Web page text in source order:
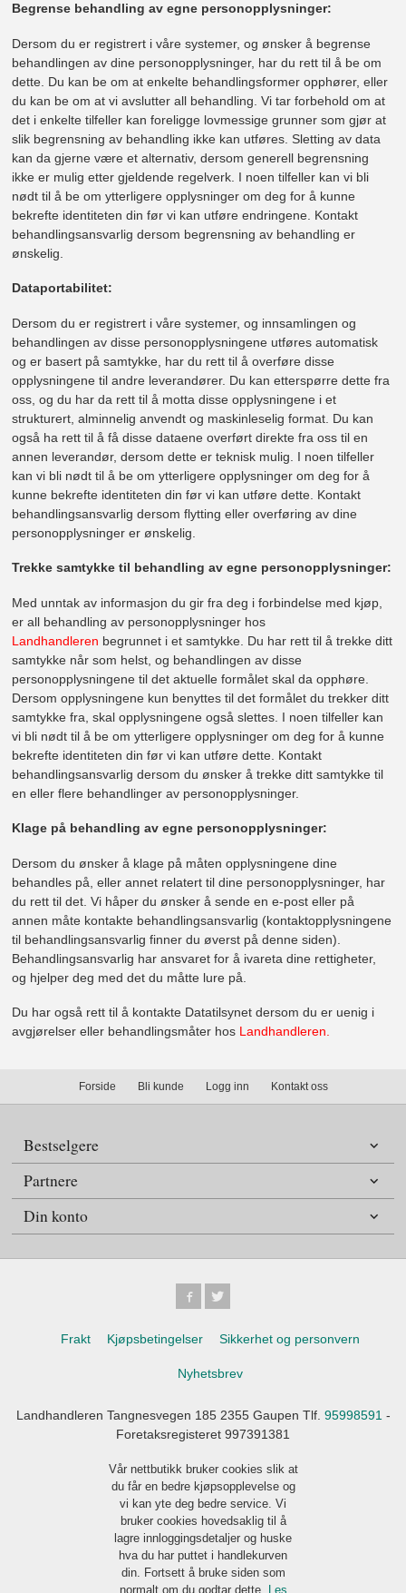
Begrense behandling av egne personopplysninger:
Dersom du er registrert i våre systemer, og ønsker å begrense
behandlingen av dine personopplysninger, har du rett til å be om
dette. Du kan be om at enkelte behandlingsformer opphører, eller
du kan be om at vi avslutter all behandling. Vi tar forbehold om at
det i enkelte tilfeller kan foreligge lovmessige grunner som gjør at
slik begrensning av behandling ikke kan utføres. Sletting av data
kan da gjerne være et alternativ, dersom generell begrensning
ikke er mulig etter gjeldende regelverk. I noen tilfeller kan vi bli
nødt til å be om ytterligere opplysninger om deg for å kunne
bekrefte identiteten din før vi kan utføre endringene. Kontakt
behandlingsansvarlig dersom begrensning av behandling er
ønskelig.
Dataportabilitet:
Dersom du er registrert i våre systemer, og innsamlingen og
behandlingen av disse personopplysningene utføres automatisk
og er basert på samtykke, har du rett til å overføre disse
opplysningene til andre leverandører. Du kan etterspørre dette fra
oss, og du har da rett til å motta disse opplysningene i et
strukturert, alminnelig anvendt og maskinleselig format. Du kan
også ha rett til å få disse dataene overført direkte fra oss til en
annen leverandør, dersom dette er teknisk mulig. I noen tilfeller
kan vi bli nødt til å be om ytterligere opplysninger om deg for å
kunne bekrefte identiteten din før vi kan utføre dette. Kontakt
behandlingsansvarlig dersom flytting eller overføring av dine
personopplysninger er ønskelig.
Trekke samtykke til behandling av egne personopplysninger:
Med unntak av informasjon du gir fra deg i forbindelse med kjøp,
er all behandling av personopplysninger hos
Landhandleren begrunnet i et samtykke. Du har rett til å trekke ditt
samtykke når som helst, og behandlingen av disse
personopplysningene til det aktuelle formålet skal da opphøre.
Dersom opplysningene kun benyttes til det formålet du trekker ditt
samtykke fra, skal opplysningene også slettes. I noen tilfeller kan
vi bli nødt til å be om ytterligere opplysninger om deg for å kunne
bekrefte identiteten din før vi kan utføre dette. Kontakt
behandlingsansvarlig dersom du ønsker å trekke ditt samtykke til
en eller flere behandlinger av personopplysninger.
Klage på behandling av egne personopplysninger:
Dersom du ønsker å klage på måten opplysningene dine
behandles på, eller annet relatert til dine personopplysninger, har
du rett til det. Vi håper du ønsker å sende en e-post eller på
annen måte kontakte behandlingsansvarlig (kontaktopplysningene
til behandlingsansvarlig finner du øverst på denne siden).
Behandlingsansvarlig har ansvaret for å ivareta dine rettigheter,
og hjelper deg med det du måtte lure på.
Du har også rett til å kontakte Datatilsynet dersom du er uenig i
avgjørelser eller behandlingsmåter hos Landhandleren.
Forside Bli kunde Logg inn Kontakt oss
Bestselgere
Partnere
Din konto
Frakt Kjøpsbetingelser Sikkerhet og personvern
Nyhetsbrev
Landhandleren Tangnesvegen 185 2355 Gaupen Tlf. 95998591 -
Foretaksregisteret 997391381
Vår nettbutikk bruker cookies slik at
du får en bedre kjøpsopplevelse og
vi kan yte deg bedre service. Vi
bruker cookies hovedsaklig til å
lagre innloggingsdetaljer og huske
hva du har puttet i handlekurven
din. Fortsett å bruke siden som
normalt om du godtar dette. Les